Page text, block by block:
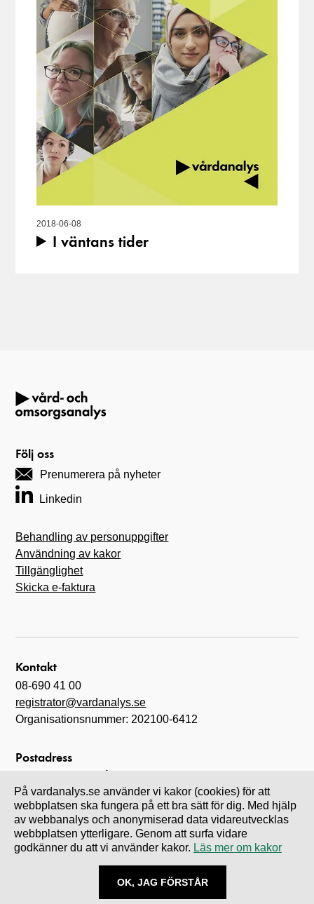
2018-06-08
I väntans tider
Följ oss
Prenumerera på nyheter
Linkedin
Behandling av personuppgifter
Användning av kakor
Tillgänglighet
Skicka e-faktura
Kontakt
08-690 41 00
registrator@vardanalys.se
Organisationsnummer: 202100-6412
Postadress
Box 6070
102 31 Stockholm
Leverans- och besöksadress
Drottninggatan 89
På vardanalys.se använder vi kakor (cookies) för att
webbplatsen ska fungera på ett bra sätt för dig. Med hjälp
av webbanalys och anonymiserad data vidareutvecklas
webbplatsen ytterligare. Genom att surfa vidare
godkänner du att vi använder kakor. Läs mer om kakor
OK, JAG FÖRSTÅR